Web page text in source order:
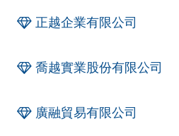
正越企業有限公司
喬越實業股份有限公司
廣融貿易有限公司